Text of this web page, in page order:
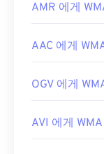
AMR 에게
AAC 에게
OGV 에게
AVI 에게 WMA